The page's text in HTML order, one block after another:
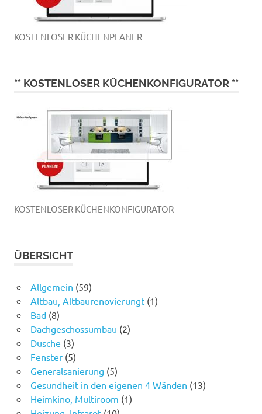
KOSTENLOSER KÜCHENPLANER
** KOSTENLOSER KÜCHENKONFIGURATOR **
KOSTENLOSER KÜCHENKONFIGURATOR
ÜBERSICHT
Allgemein (59)
Altbau, Altbaurenovierungt(1)
Bad(8)
Dachgeschossumbau (2)
Dusche (3)
Fenster(5)
Generalsanierung (5)
Gesundheit in den eigenen 4 Wänden (13)
Heimkino, Multiroom (1)